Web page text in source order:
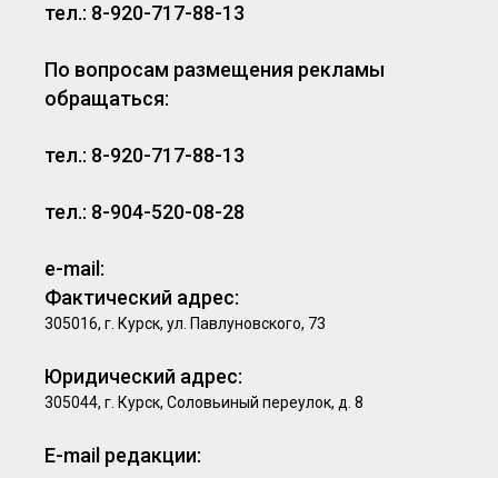
тел.: 8-920-717-88-13
По вопросам размещения рекламы
обращаться:
тел.: 8-920-717-88-13
тел.: 8-904-520-08-28
e-mail:
Фактический адрес:
305016, г. Курск, ул. Павлуновского, 73
Юридический адрес:
305044, г. Курск, Соловьиный переулок, д. 8
E-mail редакции: